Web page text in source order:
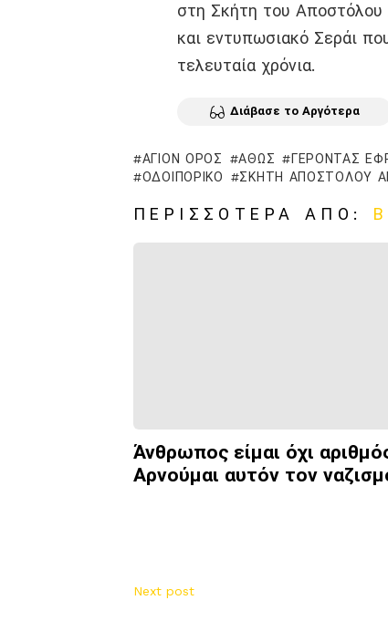
στη Σκήτη του
και εντυπωσιακό Σεράι
τελευταία χρόνια.
Διάβασε το Αργότερα
ΆΓΙΟΝ ΌΡΟΣ ΆΘΩΣ ΓΈΡΟΝΤΑΣ
ΟΔΟΙΠΟΡΙΚΌ
ΣΚΉΤΗ ΑΠΟΣΤΌΛΟΥ
ΠΕΡΙΣΣΌΤΕΡΑ ΑΠΌ:
Άνθρωπος είμαι όχι
Αρνούμαι αυτόν τον
Next post